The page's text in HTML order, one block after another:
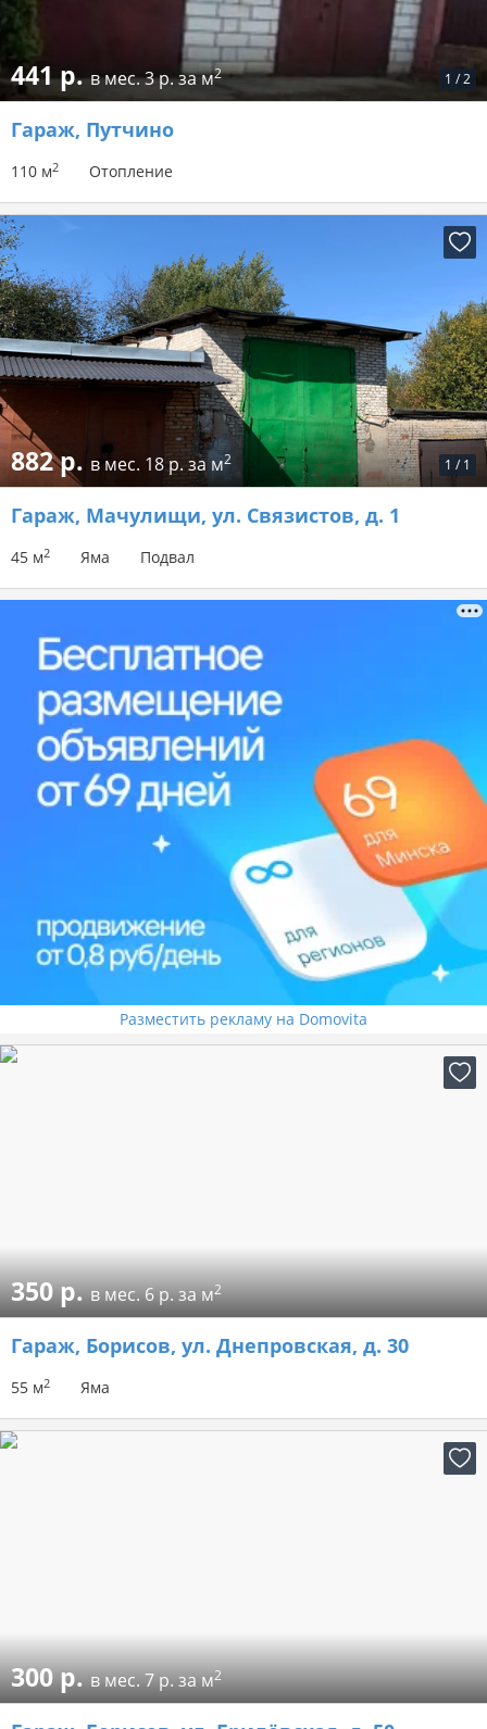
1 /2
441 р.в мес.3 р. за м2
Гараж, Путчино
110 м2 Отопление
1 / 1
882 р. в мес. 18 р. за м2
Гараж, Мачулищи, ул. Связистов, д. 1
45 м2 Яма Подвал
Разместить рекламу на Domovita
350 р.в мес.6 р. за м2
Гараж, Борисов, ул. Днепровская, д. 30
55 м2 Яма
300 р.в мес.7 р. за м2